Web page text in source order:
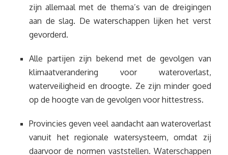
zijn allemaal met de thema’s van de dreigingen
aan de slag. De waterschappen lijken het verst
gevorderd.
Alle partijen zijn bekend met de gevolgen van
klimaatverandering voor wateroverlast,
waterveiligheid en droogte. Ze zijn minder goed
op de hoogte van de gevolgen voor hittestress.
Provincies geven veel aandacht aan wateroverlast
vanuit het regionale watersysteem, omdat zij
daarvoor de normen vaststellen. Waterschappen